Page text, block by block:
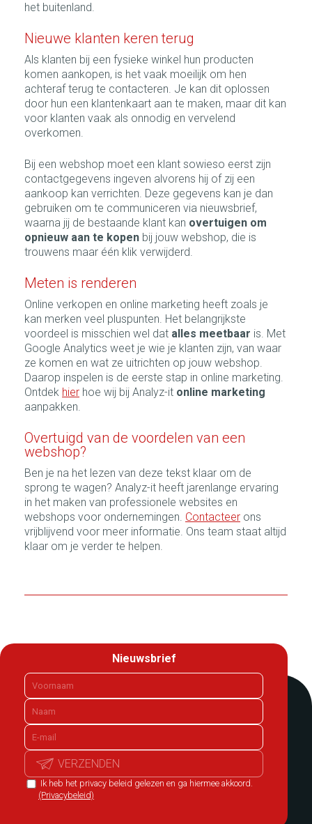
het buitenland.
Nieuwe klanten keren terug
Als klanten bij een fysieke winkel hun producten
komen aankopen, is het vaak moeilijk om hen
achteraf terug te contacteren. Je kan dit oplossen
door hun een klantenkaart aan te maken, maar dit kan
voor klanten vaak als onnodig en vervelend
overkomen.
Bij een webshop moet een klant sowieso eerst zijn
contactgegevens ingeven alvorens hij of zij een
aankoop kan verrichten. Deze gegevens kan je dan
gebruiken om te communiceren via nieuwsbrief,
waarna jij de bestaande klant kan overtuigen om
opnieuw aan te kopen bij jouw webshop, die is
trouwens maar één klik verwijderd.
Meten is renderen
Online verkopen en online marketing heeft zoals je
kan merken veel pluspunten. Het belangrijkste
voordeel is misschien wel dat alles meetbaar is. Met
Google Analytics weet je wie je klanten zijn, van waar
ze komen en wat ze uitrichten op jouw webshop.
Daarop inspelen is de eerste stap in online marketing.
Ontdek hier hoe wij bij Analyz-it online marketing
aanpakken.
Overtuigd van de voordelen van een
webshop?
Ben je na het lezen van deze tekst klaar om de
sprong te wagen? Analyz-it heeft jarenlange ervaring
in het maken van professionele websites en
webshops voor ondernemingen. Contacteer ons
vrijblijvend voor meer informatie. Ons team staat altijd
klaar om je verder te helpen.
Nieuwsbrief
Ik heb het privacy beleid gelezen en ga hiermee akkoord.
(Privacybeleid)
VERZENDEN